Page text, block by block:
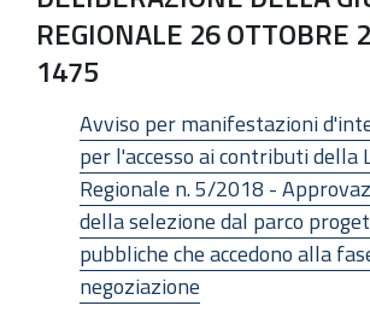
REGIONALE 26 OTTOBRE
1475
Avviso per manifestazioni
per l'accesso ai contributi della
Regionale n. 5/2018 -
della selezione dal parco
pubbliche che accedono alla
negoziazione